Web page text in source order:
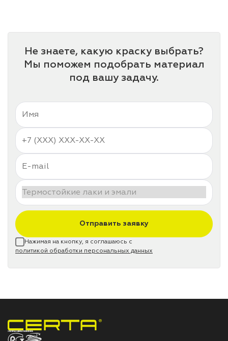
Не знаете, какую краску выбрать?
Мы поможем подобрать материал
под вашу задачу.
Отправить заявку
Нажимая на кнопку, я соглашаюсь с
политикой обработки персональных данных
НПП «СПЕКТР» ЗАВОД ЛАКОКРАСОЧНЫХ МАТЕРИАЛОВ